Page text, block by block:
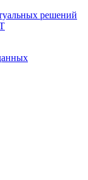
решений